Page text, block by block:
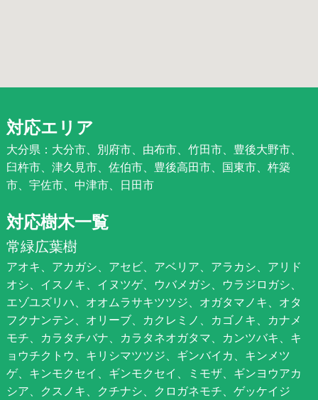
対応エリア
大分県：大分市、別府市、由布市、竹田市、豊後大野市、
臼杵市、津久見市、佐伯市、豊後高田市、国東市、杵築
市、宇佐市、中津市、日田市
対応樹木一覧
常緑広葉樹
アオキ、アカガシ、アセビ、アベリア、アラカシ、アリド
オシ、イスノキ、イヌツゲ、ウバメガシ、ウラジロガシ、
エゾユズリハ、オオムラサキツツジ、オガタマノキ、オタ
フクナンテン、オリーブ、カクレミノ、カゴノキ、カナメ
モチ、カラタチバナ、カラタネオガタマ、カンツバキ、キ
ョウチクトウ、キリシマツツジ、ギンバイカ、キンメツ
ゲ、キンモクセイ、ギンモクセイ、ミモザ、ギンヨウアカ
シア、クスノキ、クチナシ、クロガネモチ、ゲッケイジ